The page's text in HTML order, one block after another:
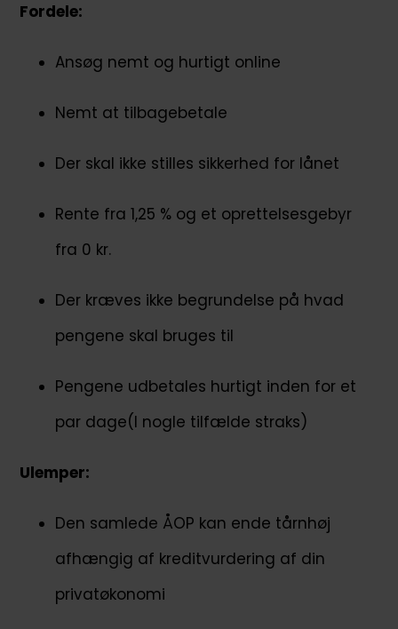
Fordele:
Ansøg nemt og hurtigt online
Nemt at tilbagebetale
Der skal ikke stilles sikkerhed for lånet
Rente fra 1,25 % og et oprettelsesgebyr
fra 0 kr.
Der kræves ikke begrundelse på hvad
pengene skal bruges til
Pengene udbetales hurtigt inden for et
par dage(I nogle tilfælde straks)
Ulemper:
Den samlede ÅOP kan ende tårnhøj
afhængig af kreditvurdering af din
privatøkonomi